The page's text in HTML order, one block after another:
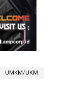
UMKM/UKM